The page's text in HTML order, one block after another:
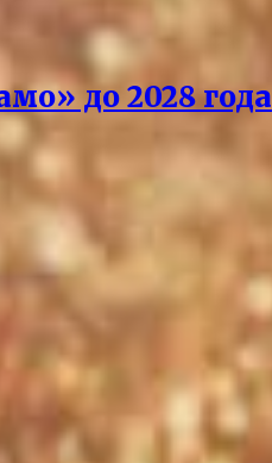
до 2028 года